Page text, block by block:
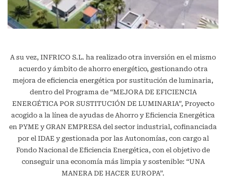
A su vez, INFRICO S.L. ha realizado otra inversión en el mismo
acuerdo y ámbito de ahorro energético, gestionando otra
mejora de eficiencia energética por sustitución de luminaria,
dentro del Programa de “MEJORA DE EFICIENCIA
ENERGÉTICA POR SUSTITUCIÓN DE LUMINARIA”, Proyecto
acogido a la línea de ayudas de Ahorro y Eficiencia Energética
en PYME y GRAN EMPRESA del sector industrial, cofinanciada
por el IDAE y gestionada por las Autonomías, con cargo al
Fondo Nacional de Eficiencia Energética, con el objetivo de
conseguir una economía más limpia y sostenible: “UNA
MANERA DE HACER EUROPA”.